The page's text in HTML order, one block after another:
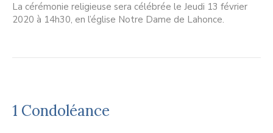
La cérémonie religieuse sera célébrée le Jeudi 13 février
2020 à 14h30, en l’église Notre Dame de Lahonce.
1 Condoléance